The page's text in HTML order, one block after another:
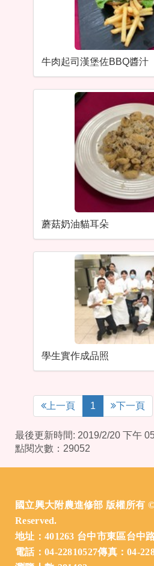
牛肉起司漢堡佐BBQ醬汁
蘑菇奶油貓耳朵
學生實作成品照
上一頁 1 下一頁
最後更新時間: 2019/2/20 下午
點閱次數：29052
國立興大附農進修部 版權所有
Reserved.
地址：401263 台中市東區台中
電話：04-22810527傳真：04-